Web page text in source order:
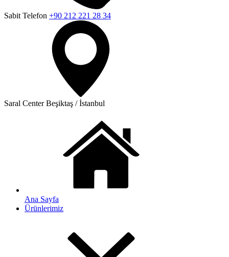
Sabit Telefon +90 212 221 28 34
Saral CenterBeşiktaş / İstanbul
Ana Sayfa
Ürünlerimiz